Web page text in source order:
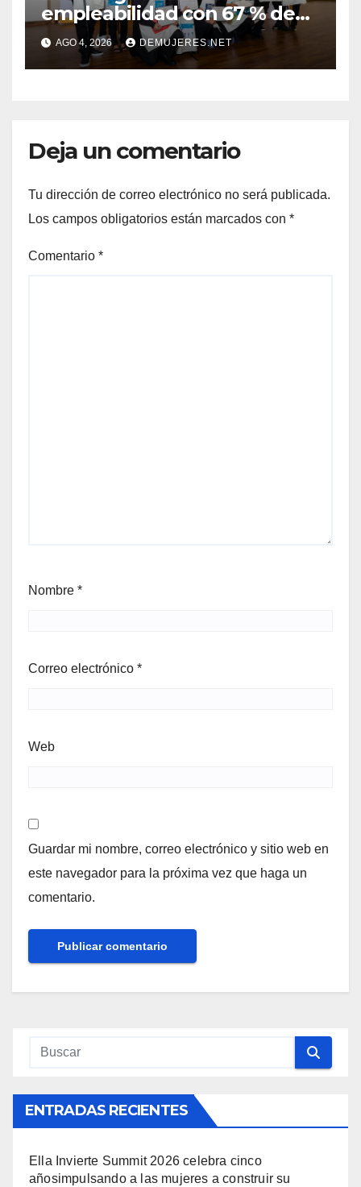
empleabilidad con 67 % de
inserción laboral y mantiene
abierta su convocatoria
AGO 4, 2026 DEMUJERES.NET
Deja un comentario
Tu dirección de correo electrónico no será publicada.
Los campos obligatorios están marcados con *
Comentario *
Nombre *
Correo electrónico *
Web
Guardar mi nombre, correo electrónico y sitio web en
este navegador para la próxima vez que haga un
comentario.
ENTRADAS RECIENTES
Ella Invierte Summit 2026 celebra cinco
añosimpulsando a las mujeres a construir su